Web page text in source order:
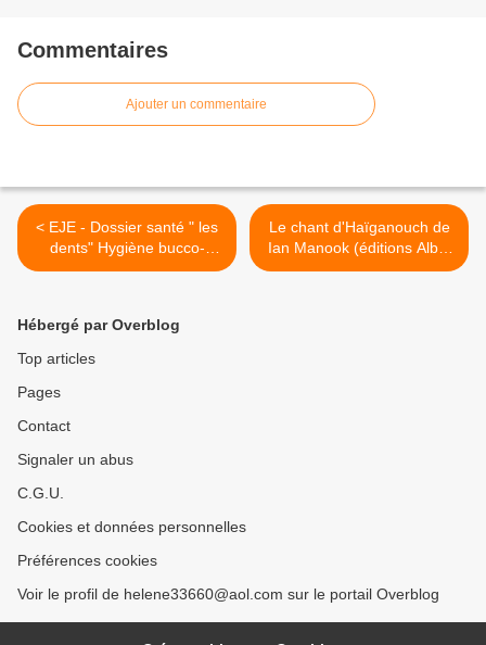
Commentaires
Ajouter un commentaire
< EJE - Dossier santé " les
dents" Hygiène bucco-
dentaire en Neuropédiatrie
Le chant d'Haïganouch de
Ian Manook (éditions Albin
Michel) >
Hébergé par Overblog
Top articles
Pages
Contact
Signaler un abus
C.G.U.
Cookies et données personnelles
Préférences cookies
Voir le profil de helene33660@aol.com sur le portail Overblog